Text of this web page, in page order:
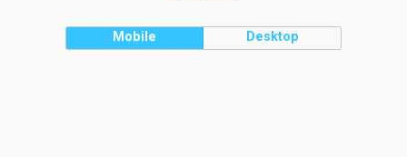
Mobile Desktop